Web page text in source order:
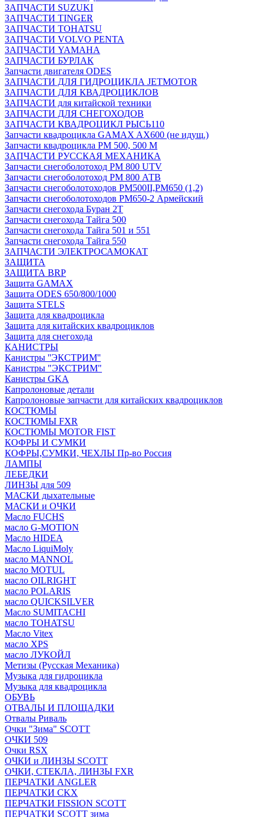
ЗАПЧАСТИ SUZUKI
ЗАПЧАСТИ TINGER
ЗАПЧАСТИ TOHATSU
ЗАПЧАСТИ VOLVO PENTA
ЗАПЧАСТИ YAMAHA
ЗАПЧАСТИ БУРЛАК
Запчасти двигателя ODES
ЗАПЧАСТИ ДЛЯ ГИДРОЦИКЛА JETMOTOR
ЗАПЧАСТИ ДЛЯ КВАДРОЦИКЛОВ
ЗАПЧАСТИ для китайской техники
ЗАПЧАСТИ ДЛЯ СНЕГОХОДОВ
ЗАПЧАСТИ КВАДРОЦИКЛ РЫСЬ110
Запчасти квадроцикла GAMAX AX600 (не идущ.)
Запчасти квадроцикла РМ 500, 500 М
ЗАПЧАСТИ РУССКАЯ МЕХАНИКА
Запчасти снегоболотоход РМ 800 UTV
Запчасти снегоболотоход РМ 800 АТВ
Запчасти снегоболотоходов РМ500II,РМ650 (1,2)
Запчасти снегоболотоходов РМ650-2 Армейский
Запчасти снегохода Буран 2Т
Запчасти снегохода Тайга 500
Запчасти снегохода Тайга 501 и 551
Запчасти снегохода Тайга 550
ЗАПЧАСТИ ЭЛЕКТРОСАМОКАТ
ЗАЩИТА
ЗАЩИТА BRP
Защита GAMAX
Защита ODES 650/800/1000
Защита STELS
Защита для квадроцикла
Защита для китайских квадроциклов
Защита для снегохода
КАНИСТРЫ
Канистры ''ЭКСТРИМ''
Канистры "ЭКСТРИМ"
Канистры GKA
Капролоновые детали
Капролоновые запчасти для китайских квадроциклов
КОСТЮМЫ
КОСТЮМЫ FXR
КОСТЮМЫ MOTOR FIST
КОФРЫ И СУМКИ
КОФРЫ,СУМКИ, ЧЕХЛЫ Пр-во Россия
ЛАМПЫ
ЛЕБЕДКИ
ЛИНЗЫ для 509
МАСКИ дыхательные
МАСКИ и ОЧКИ
Масло FUCHS
масло G-MOTION
Масло HIDEA
Масло LiquiMoly
масло MANNOL
масло MOTUL
масло OILRIGHT
масло POLARIS
масло QUICKSILVER
Масло SUMITACHI
масло TOHATSU
Масло Vitex
масло XPS
масло ЛУКОЙЛ
Метизы (Русская Механика)
Музыка для гидроцикла
Музыка для квадроцикла
ОБУВЬ
ОТВАЛЫ И ПЛОЩАДКИ
Отвалы Риваль
Очки "Зима" SCOTT
ОЧКИ 509
Очки RSX
ОЧКИ и ЛИНЗЫ SCOTT
ОЧКИ, СТЕКЛА, ЛИНЗЫ FXR
ПЕРЧАТКИ ANGLER
ПЕРЧАТКИ CKX
ПЕРЧАТКИ FISSION SCOTT
ПЕРЧАТКИ SCOTT зима